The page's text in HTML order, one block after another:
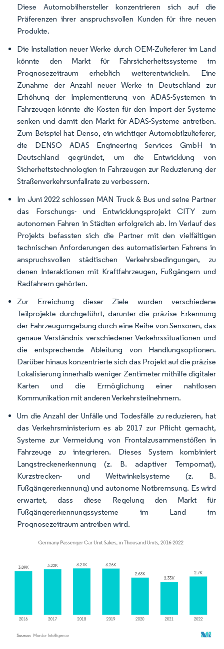
Diese Automobilhersteller konzentrieren sich auf die
Präferenzen ihrer anspruchsvollen Kunden für ihre neuen
Produkte.
Die Installation neuer Werke durch OEM-Zulieferer im Land
könnte den Markt für Fahrsicherheitssysteme im
Prognosezeitraum erheblich weiterentwickeln. Eine
Zunahme der Anzahl neuer Werke in Deutschland zur
Erhöhung der Implementierung von ADAS-Systemen in
Fahrzeugen könnte die Kosten für den Import der Systeme
senken und damit den Markt für ADAS-Systeme antreiben.
Zum Beispiel hat Denso, ein wichtiger Automobilzulieferer,
die DENSO ADAS Engineering Services GmbH in
Deutschland gegründet, um die Entwicklung von
Sicherheitstechnologien in Fahrzeugen zur Reduzierung der
Straßenverkehrsunfallrate zu verbessern.
Im Juni 2022 schlossen MAN Truck & Bus und seine Partner
das Forschungs- und Entwicklungsprojekt CITY zum
autonomen Fahren in Städten erfolgreich ab. Im Verlauf des
Projekts befassten sich die Partner mit den vielfältigen
technischen Anforderungen des automatisierten Fahrens in
anspruchsvollen städtischen Verkehrsbedingungen, zu
denen Interaktionen mit Kraftfahrzeugen, Fußgängern und
Radfahrern gehörten.
Zur Erreichung dieser Ziele wurden verschiedene
Teilprojekte durchgeführt, darunter die präzise Erkennung
der Fahrzeugumgebung durch eine Reihe von Sensoren, das
genaue Verständnis verschiedener Verkehrssituationen und
die entsprechende Ableitung von Handlungsoptionen.
Darüber hinaus konzentrierte sich das Projekt auf die präzise
Lokalisierung innerhalb weniger Zentimeter mithilfe digitaler
Karten und die Ermöglichung einer nahtlosen
Kommunikation mit anderen Verkehrsteilnehmern.
Um die Anzahl der Unfälle und Todesfälle zu reduzieren, hat
das Verkehrsministerium es ab 2017 zur Pflicht gemacht,
Systeme zur Vermeidung von Frontalzusammenstößen in
Fahrzeuge zu integrieren. Dieses System kombiniert
Langstreckenerkennung (z. B. adaptiver Tempomat),
Kurzstrecken- und Weitwinkelsysteme (z. B.
Fußgängererkennung) und autonome Notbremsung. Es wird
erwartet, dass diese Regelung den Markt für
Fußgängererkennungssysteme im Land im
Prognosezeitraum antreiben wird.